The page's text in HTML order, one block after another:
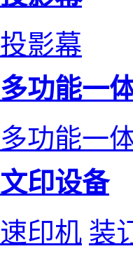
投影幕
多功能一
多功能一
文印设备
速印机 装